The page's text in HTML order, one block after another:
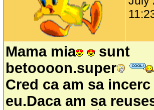
Mama mia
sunt
betoooon.super
Cred ca am sa incerc
eu.Daca am sa